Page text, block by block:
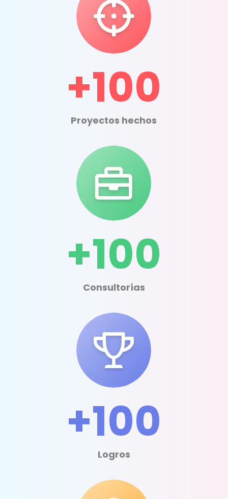
+100
Proyectos hechos
+100
Consultorías
+100
Logros